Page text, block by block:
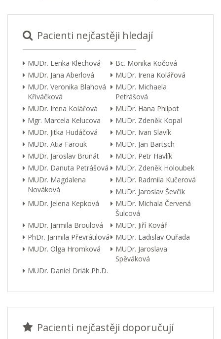
Pacienti nejčastěji hledají
MUDr. Lenka Klechová
Bc. Monika Kočová
MUDr. Jana Aberlová
MUDr. Irena Kolářová
MUDr. Veronika Blahová
Křiváčková
MUDr. Michaela
Petrášová
MUDr. Irena Kolářová
MUDr. Hana Philpot
Mgr. Marcela Kelucova
MUDr. Zdeněk Kopal
MUDr. Jitka Hudáčová
MUDr. Ivan Slavík
MUDr. Atia Farouk
MUDr. Jan Bartsch
MUDr. Jaroslav Brunát
MUDr. Petr Havlík
MUDr. Danuta Petrášová
MUDr. Zdeněk Holoubek
MUDr. Magdalena
Nováková
MUDr. Radmila Kučerová
MUDr. Jaroslav Ševčík
MUDr. Jelena Kepková
MUDr. Michala Červená
Šulcová
MUDr. Jarmila Broulová
MUDr. Jiří Kovář
PhDr. Jarmila Převrátilová
MUDr. Ladislav Ouřada
MUDr. Olga Hromková
MUDr. Jaroslava
Spěváková
MUDr. Daniel Driák Ph.D.
Pacienti nejčastěji doporučují